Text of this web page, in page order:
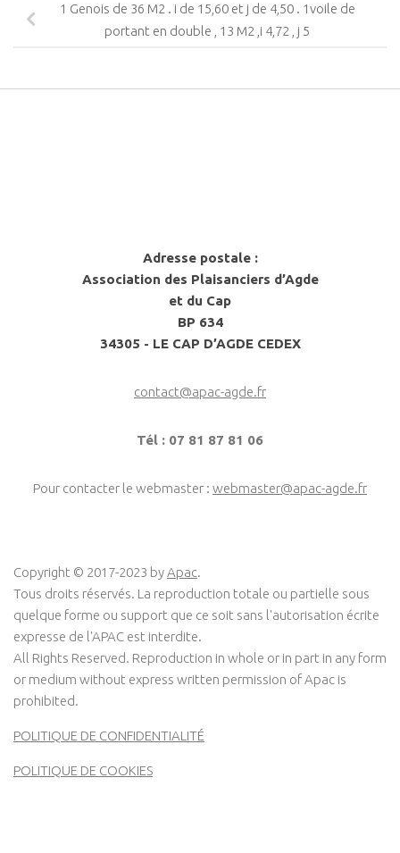
1 Genois de 36 M2 . i de 15,60 et j de 4,50 . 1voile de
portant en double , 13 M2 ,i 4,72 , j 5
Adresse postale :
Association des Plaisanciers d’Agde
et du Cap
BP 634
34305 - LE CAP D’AGDE CEDEX
contact@apac-agde.fr
Tél : 07 81 87 81 06
Pour contacter le webmaster : webmaster@apac-agde.fr
Copyright © 2017-2023 byApac.
Tous droits réservés. La reproduction totale ou partielle sous
quelque forme ou support que ce soit sans l'autorisation écrite
expresse de l'APAC est interdite.
All Rights Reserved. Reproduction in whole or in part in any form
or medium without express written permission of Apac is
prohibited.
POLITIQUE DE CONFIDENTIALITÉ
POLITIQUE DE COOKIES